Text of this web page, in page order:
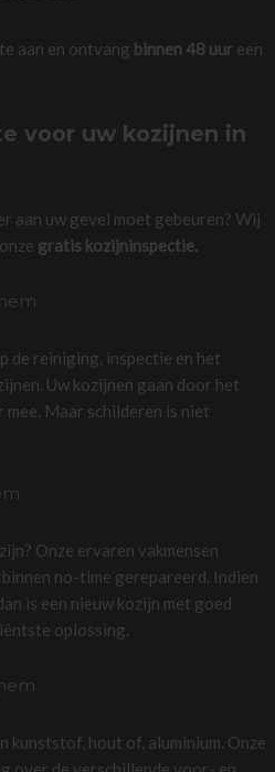
aan en ontvang binnen 48 uureen
voor uw kozijnen in
aan uw gevel moet gebeuren? Wij
gratis kozijninspectie.
de reiniging, inspectie en het
Uw kozijnen gaan door het
Maar schilderen is niet
Onze ervaren vakmensen
no-time gerepareerd. Indien
is een nieuw kozijn met goed
oplossing.
kunststof, hout of, aluminium. Onze